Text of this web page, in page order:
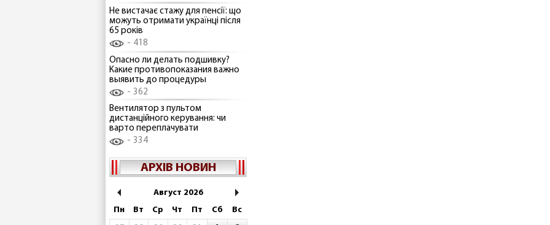
Не вистачає стажу для пенсії: що
можуть отримати українці після
65 років
418
Опасно ли делать подшивку?
Какие противопоказания важно
выявить до процедуры
362
Вентилятор з пультом
дистанційного керування: чи
варто переплачувати
334
АРХІВ НОВИН
Август 2026
Пн
Вт Ср Чт Пт Сб
Вс